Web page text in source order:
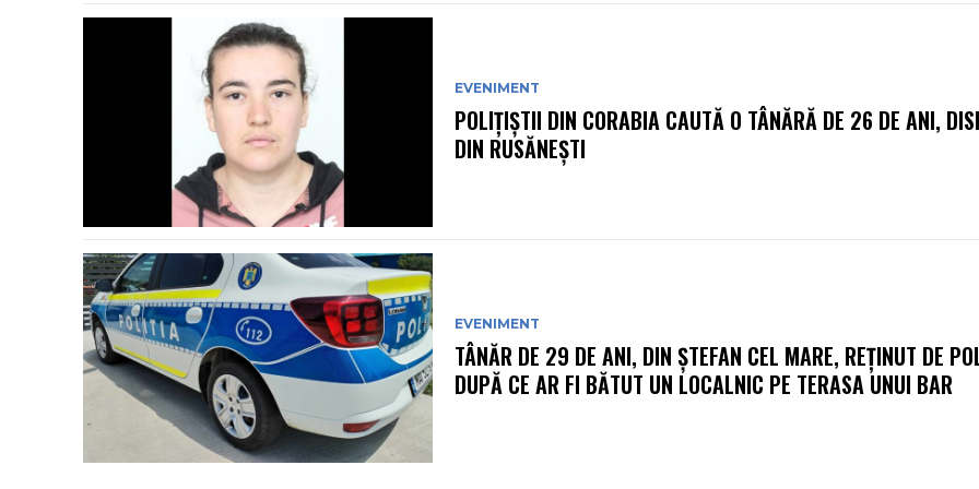
EVENIMENT
POLIȚIȘTII DIN CORABIA CAUTĂ O TÂNĂRĂ DE 26 DE ANI,
DIN RUSĂNEȘTI
EVENIMENT
TÂNĂR DE 29 DE ANI, DIN ȘTEFAN CEL MARE, REȚINUT DE
DUPĂ CE AR FI BĂTUT UN LOCALNIC PE TERASA UNUI BAR